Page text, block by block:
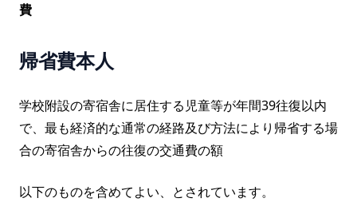
費
帰省費本人
学校附設の寄宿舎に居住する児童等が年間39往復以内
で、最も経済的な通常の経路及び方法により帰省する場
合の寄宿舎からの往復の交通費の額
以下のものを含めてよい、とされています。